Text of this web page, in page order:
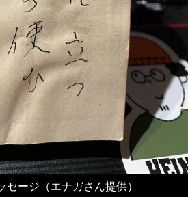
ージ（エナガさん提供）